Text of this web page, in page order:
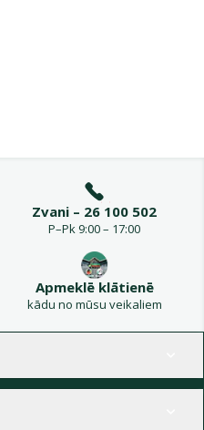
Zvani – 26 100 502
P–Pk 9:00 – 17:00
Apmeklē klātienē
kādu no mūsu veikaliem